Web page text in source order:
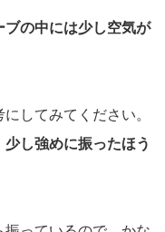
の中には少し空気が
してみてください。
少し強めに振ったほう